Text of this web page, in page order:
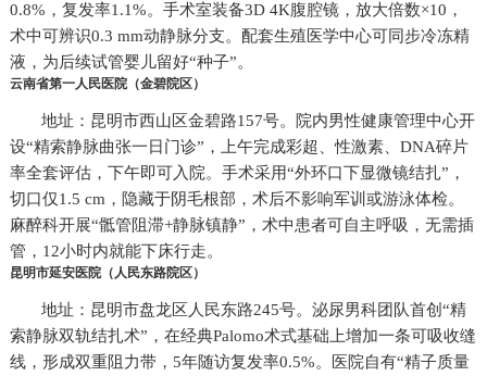
0.8%，复发率1.1%。手术室装备3D 4K腹腔镜，放大倍数×10，
术中可辨识0.3 mm动静脉分支。配套生殖医学中心可同步冷冻精
液，为后续试管婴儿留好“种子”。
云南省第一人民医院（金碧院区）
地址：昆明市西山区金碧路157号。院内男性健康管理中心开
设“精索静脉曲张一日门诊”，上午完成彩超、性激素、DNA碎片
率全套评估，下午即可入院。手术采用“外环口下显微镜结扎”，
切口仅1.5 cm，隐藏于阴毛根部，术后不影响军训或游泳体检。
麻醉科开展“骶管阻滞+静脉镇静”，术中患者可自主呼吸，无需插
管，12小时内就能下床行走。
昆明市延安医院（人民东路院区）
地址：昆明市盘龙区人民东路245号。泌尿男科团队首创“精
索静脉双轨结扎术”，在经典Palomo术式基础上增加一条可吸收缝
线，形成双重阻力带，5年随访复发率0.5%。医院自有“精子质量